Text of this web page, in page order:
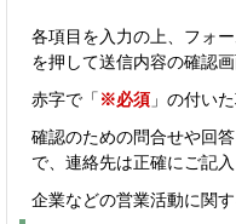
各項目を入力の上、フォ
を押して送信内容の確認
赤字で「 ※必須 」の付い
確認のための問合せや回
で、連絡先は正確にご記入
企業などの営業活動に関